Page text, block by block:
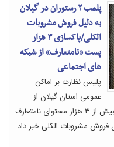
پلمب ۲ رستوران در گیلان
به دلیل فروش مشروبات
الکلی/پاکسازی ۳ هزار
پست «نامتعارف» از شبکه
های اجتماعی
پلیس نظارت بر اماکن
عمومی استان گیلان از
شناسایی ۳۲ واحد صنفی متخلف، پاکسازی بیش از ۳ هزار محتوای نامتعارف
مشروبات الکلی خبر داد.